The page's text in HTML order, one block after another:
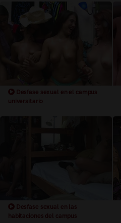
Desfase sexual en el campus
universitario
Desfase sexual en las
habitaciones del campus